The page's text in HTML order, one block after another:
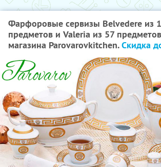
Фарфоровые сервизы Belvedere из
предметов и Valeria из 57
магазина Parovarovkitchen.Скидка